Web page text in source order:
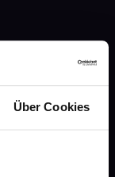
Über Cookies